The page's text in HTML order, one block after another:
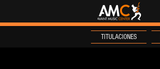
TITULACIONES